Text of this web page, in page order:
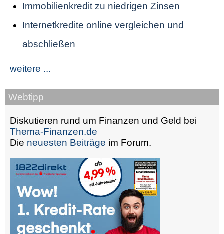
Immobilienkredit zu niedrigen Zinsen
Internetkredite online vergleichen und
abschließen
weitere ...
Webtipp
Diskutieren rund um Finanzen und Geld bei
Thema-Finanzen.de
Die neuesten Beiträge im Forum.